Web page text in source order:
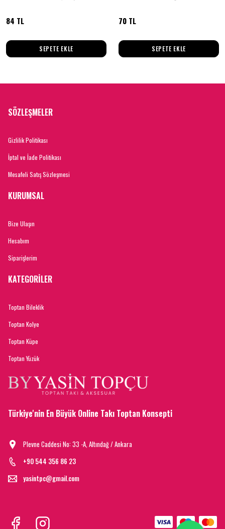
84 TL
SEPETE EKLE
70 TL
SEPETE EKLE
SÖZLEŞMELER
Gizlilik Politikası
İptal ve İade Politikası
Mesafeli Satış Sözleşmesi
KURUMSAL
Bize Ulaşın
Hesabım
Siparişlerim
KATEGORİLER
Toptan Bileklik
Toptan Kolye
Toptan Küpe
Toptan Yüzük
Türkiye'nin En Büyük Online Takı Toptan Konsepti
Plevne Caddesi No: 33 -A, Altındağ / Ankara
+90 544 356 86 23
yasintpc@gmail.com